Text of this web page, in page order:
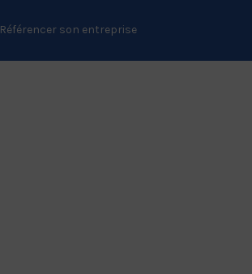
Référencer son entreprise